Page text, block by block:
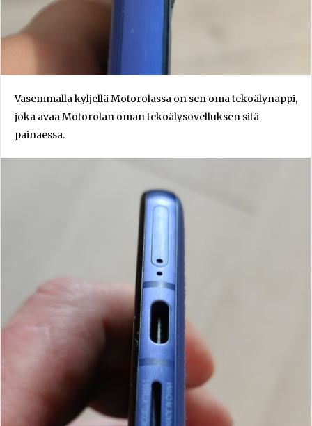
Vasemmalla kyljellä Motorolassa on sen oma tekoälynappi,
joka avaa Motorolan oman tekoälysovelluksen sitä
painaessa.